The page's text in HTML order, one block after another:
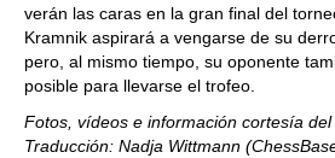
verán las caras en la gran final del
Kramnik aspirará a vengarse de su
pero, al mismo tiempo, su oponente
posible para llevarse el trofeo.
Fotos, vídeos e información cortesía
Traducción: Nadja Wittmann